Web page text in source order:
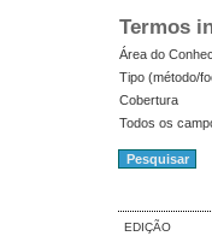
Termos
Área do
Tipo (método/
Cobertura
Todos os
EDIÇÃO